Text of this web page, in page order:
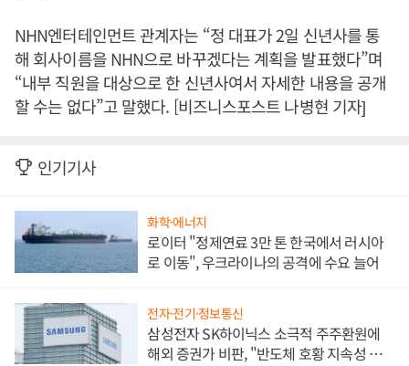
NHN엔터테인먼트 관계자는 “정 대표가 2일 신년사를 통
해 회사이름을 NHN으로 바꾸겠다는 계획을 발표했다”며
“내부 직원을 대상으로 한 신년사여서 자세한 내용을 공개
할 수는 없다”고 말했다. [비즈니스포스트 나병현 기자]
인기기사
화학·에너지
로이터 "정제연료 3만 톤 한국에서 러시아
로 이동", 우크라이나의 공격에 수요 늘어
전자·전기·정보통신
삼성전자 SK하이닉스 소극적 주주환원에
해외 증권가 비판, "반도체 호황 지속성 의